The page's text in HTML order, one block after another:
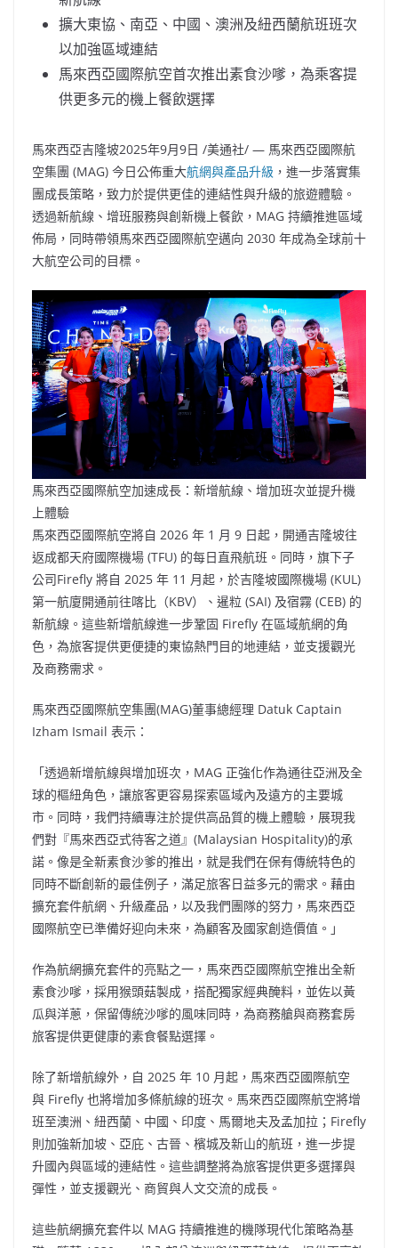
擴大東協、南亞、中國、澳洲及紐西蘭航班班次
以加強區域連結
馬來西亞國際航空首次推出素食沙嗲，為乘客提
供更多元的機上餐飲選擇
馬來西亞吉隆坡2025年9月9日 /美通社/ — 馬來西亞國際航
空集團 (MAG) 今日公佈重大航網與產品升級 ，進一步落實集
團成長策略，致力於提供更佳的連結性與升級的旅遊體驗。
透過新航線、增班服務與創新機上餐飲，MAG 持續推進區域
佈局，同時帶領馬來西亞國際航空邁向 2030 年成為全球前十
大航空公司的目標。
馬來西亞國際航空加速成長：新增航線、增加班次並提升機
上體驗
馬來西亞國際航空將自 2026 年 1 月 9 日起，開通吉隆坡往
返成都天府國際機場 (TFU) 的每日直飛航班。同時，旗下子
公司Firefly 將自 2025 年 11 月起，於吉隆坡國際機場 (KUL)
第一航廈開通前往喀比（KBV）、暹粒 (SAI) 及宿霧 (CEB) 的
新航線。這些新增航線進一步鞏固 Firefly 在區域航網的角
色，為旅客提供更便捷的東協熱門目的地連結，並支援觀光
及商務需求。
馬來西亞國際航空集團(MAG)董事總經理 Datuk Captain
Izham Ismail 表示：
「透過新增航線與增加班次，MAG 正強化作為通往亞洲及全
球的樞紐角色，讓旅客更容易探索區域內及遠方的主要城
市。同時，我們持續專注於提供高品質的機上體驗，展現我
們對『馬來西亞式待客之道』(Malaysian Hospitality)的承
諾。像是全新素食沙爹的推出，就是我們在保有傳統特色的
同時不斷創新的最佳例子，滿足旅客日益多元的需求。藉由
擴充套件航網、升級產品，以及我們團隊的努力，馬來西亞
國際航空已準備好迎向未來，為顧客及國家創造價值。」
作為航網擴充套件的亮點之一，馬來西亞國際航空推出全新
素食沙嗲，採用猴頭菇製成，搭配獨家經典醃料，並佐以黃
瓜與洋蔥，保留傳統沙嗲的風味同時，為商務艙與商務套房
旅客提供更健康的素食餐點選擇。
除了新增航線外，自 2025 年 10 月起，馬來西亞國際航空
與 Firefly 也將增加多條航線的班次。馬來西亞國際航空將增
班至澳洲、紐西蘭、中國、印度、馬爾地夫及孟加拉；Firefly
則加強新加坡、亞庇、古晉、檳城及新山的航班，進一步提
升國內與區域的連結性。這些調整將為旅客提供更多選擇與
彈性，並支援觀光、商貿與人文交流的成長。
這些航網擴充套件以 MAG 持續推進的機隊現代化策略為基